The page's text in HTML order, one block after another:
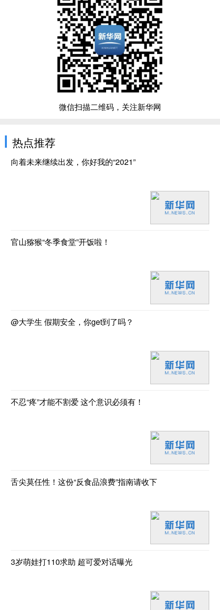
微信扫描二维码，关注新华网
热点推荐
向着未来继续出发，你好我的“2021”
官山猕猴“冬季食堂”开饭啦！
@大学生 假期安全，你get到了吗？
不忍“疼”才能不割爱 这个意识必须有！
舌尖莫任性！这份“反食品浪费”指南请收下
3岁萌娃打110求助 超可爱对话曝光